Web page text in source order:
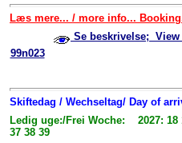
Læs mere... / more info...
99n023
Se beskrivelse; View
Skiftedag / Wechseltag/ Day of
Ledig uge:/Frei Woche: 2027: 18
37 38 39